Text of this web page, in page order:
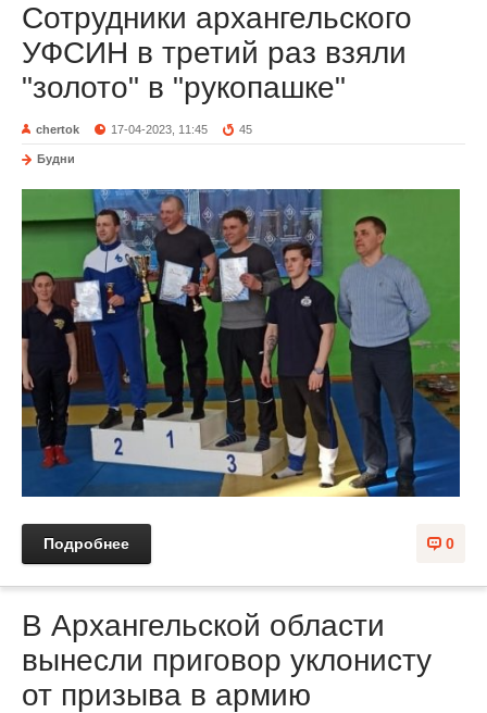
Сотрудники архангельского
УФСИН в третий раз взяли
"золото" в "рукопашке"
chertok 17-04-2023, 11:45 45
Будни
0
Подробнее
В Архангельской области
вынесли приговор уклонисту
от призыва в армию